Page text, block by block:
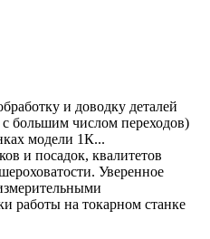
и доводку деталей
большим числом переходов)
модели 1К...
и посадок, квалитетов
Уверенное
работы на токарном станке